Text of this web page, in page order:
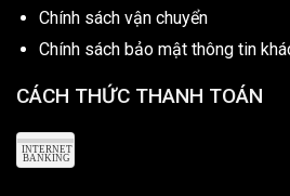
Chính sách vận chuyển
Chính sách bảo mật thông tin
CÁCH THỨC THANH TOÁN